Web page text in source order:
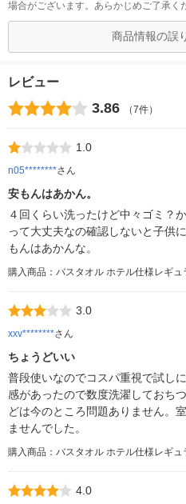
場合がございます。あらかじめご了承く
商品情報の誤
レビュー
3.86 （7件）
1.0
n05********さん
安もんはあかん。
４回くらい洗ったけど中々ゴミ？
って大丈夫なの確認しないと子供
もんはあかんな。
購入商品：バスタオル ホテル仕様レギ
3.0
xxv********さん
ちょうどいい
普段使いなのでコスパ重視で試し
感があったので数度洗濯しておち
どは今のところ問題ありません。
ませんでした。
購入商品：バスタオル ホテル仕様レギ
4.0